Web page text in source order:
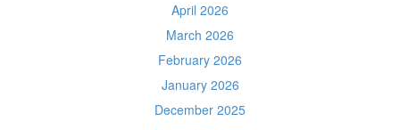
April 2026
March 2026
February 2026
January 2026
December 2025